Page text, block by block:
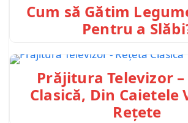
Cum să Gătim
Pentru a
Prăjitura Televizor
Clasică, Din Caietele
Rețete